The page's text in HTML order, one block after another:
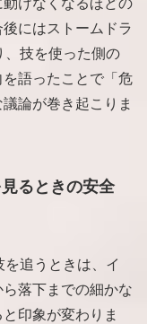
にはストームドラ
、技を使った側の
語ったことで「危
論が巻き起こりま
るときの安全
追うときは、イ
落下までの細かな
印象が変わりま